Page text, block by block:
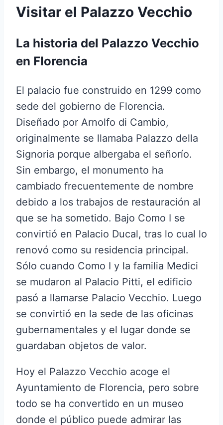
Visitar el Palazzo Vecchio
La historia del Palazzo Vecchio
en Florencia
El palacio fue construido en 1299 como
sede del gobierno de Florencia.
Diseñado por Arnolfo di Cambio,
originalmente se llamaba Palazzo della
Signoria porque albergaba el señorío.
Sin embargo, el monumento ha
cambiado frecuentemente de nombre
debido a los trabajos de restauración al
que se ha sometido. Bajo Como I se
convirtió en Palacio Ducal, tras lo cual lo
renovó como su residencia principal.
Sólo cuando Como I y la familia Medici
se mudaron al Palacio Pitti, el edificio
pasó a llamarse Palacio Vecchio. Luego
se convirtió en la sede de las oficinas
gubernamentales y el lugar donde se
guardaban objetos de valor.
Hoy el Palazzo Vecchio acoge el
Ayuntamiento de Florencia, pero sobre
todo se ha convertido en un museo
donde el público puede admirar las